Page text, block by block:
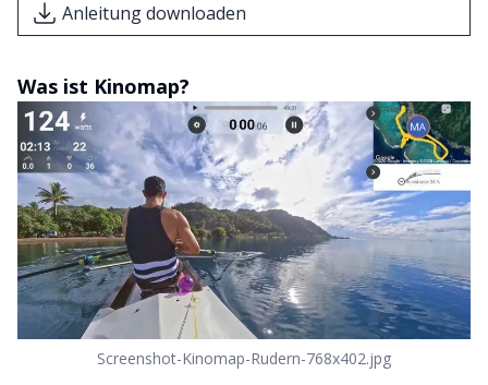
Anleitung downloaden
Was ist Kinomap?
Screenshot-Kinomap-Rudern-768x402.jpg